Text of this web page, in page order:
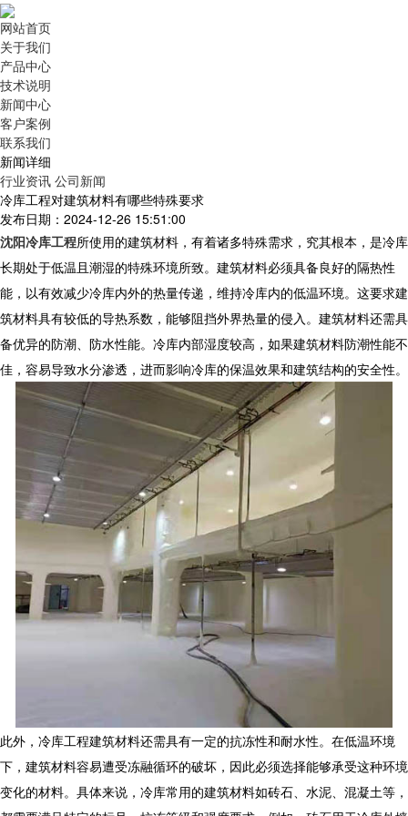
网站首页
关于我们
产品中心
技术说明
新闻中心
客户案例
联系我们
新闻详细
行业资讯 公司新闻
冷库工程对建筑材料有哪些特殊要求
发布日期：2024-12-26 15:51:00
沈阳冷库工程所使用的建筑材料，有着诸多特殊需求，究其根本，是冷库
长期处于低温且潮湿的特殊环境所致。建筑材料必须具备良好的隔热性
能，以有效减少冷库内外的热量传递，维持冷库内的低温环境。这要求建
筑材料具有较低的导热系数，能够阻挡外界热量的侵入。建筑材料还需具
备优异的防潮、防水性能。冷库内部湿度较高，如果建筑材料防潮性能不
佳，容易导致水分渗透，进而影响冷库的保温效果和建筑结构的安全性。
此外， 冷库工程建筑材料还需具有一定的抗冻性和耐水性。在低温环境
下，建筑材料容易遭受冻融循环的破坏，因此必须选择能够承受这种环境
变化的材料。具体来说，冷库常用的建筑材料如砖石、水泥、混凝土等，